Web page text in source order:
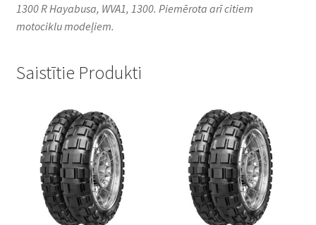
1300 R Hayabusa, WVA1, 1300. Piemērota arī citiem
motociklu modeļiem.
Saistītie Produkti